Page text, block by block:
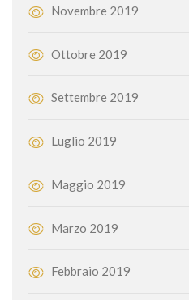
Novembre 2019
Ottobre 2019
Settembre 2019
Luglio 2019
Maggio 2019
Marzo 2019
Febbraio 2019